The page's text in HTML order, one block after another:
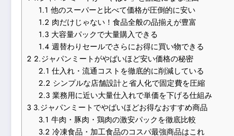
1.1 他のスーパーと比べて価格が圧倒的に安い
1.2 肉だけじゃない！食品全般の品揃えが豊富
1.3大容量パックで大量購入できる
1.4週替わりセールでさらにお得に買い物できる
2 2.ジャパンミートがやばいほど安い価格の秘密
2.1 仕入れ・流通コストを徹底的に削減している
2.2 シンプルな店舗設計と省人化で固定費を圧縮
2.3業務用に近い大量仕入れで単価を下げる仕組み
3 3.ジャパンミートでやばいほどお得なおすすめ商品
3.1 牛肉・豚肉・鶏肉の激安パックを徹底比較
3.2 冷凍食品・加工食品のコスパ最強商品はこれ